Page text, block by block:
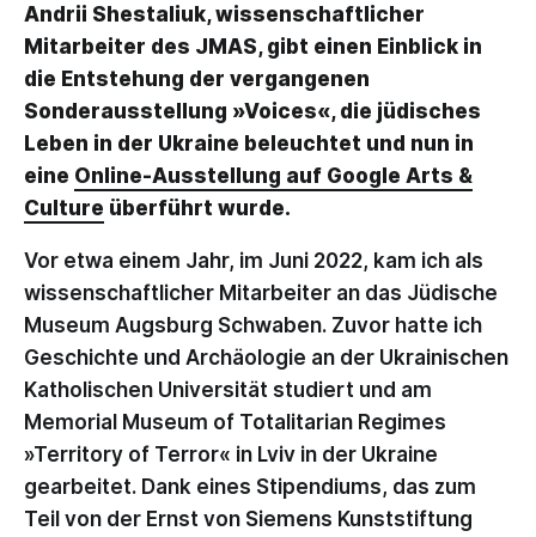
Andrii Shestaliuk, wissenschaftlicher
Mitarbeiter des JMAS, gibt einen Einblick in
die Entstehung der vergangenen
Sonderausstellung »Voices«, die jüdisches
Leben in der Ukraine beleuchtet und nun in
eine Online-Ausstellung auf Google Arts &
Culture überführt wurde.
Vor etwa einem Jahr, im Juni 2022, kam ich als
wissenschaftlicher Mitarbeiter an das Jüdische
Museum Augsburg Schwaben. Zuvor hatte ich
Geschichte und Archäologie an der Ukrainischen
Katholischen Universität studiert und am
Memorial Museum of Totalitarian Regimes
»Territory of Terror« in Lviv in der Ukraine
gearbeitet. Dank eines Stipendiums, das zum
Teil von der Ernst von Siemens Kunststiftung